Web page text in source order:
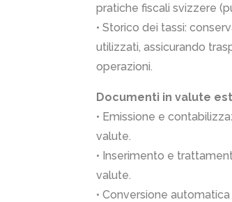
pratiche fiscali svizzere
• Storico dei tassi:
utilizzati, assicurando
operazioni.
Documenti in valute
• Emissione e
valute.
• Inserimento e
valute.
• Conversione